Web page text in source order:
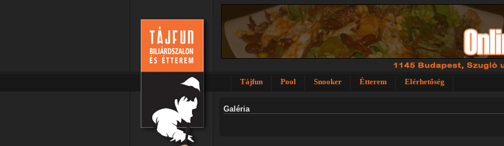
Tájfun Pool Snooker Étterem Elérhetőség
Galéria